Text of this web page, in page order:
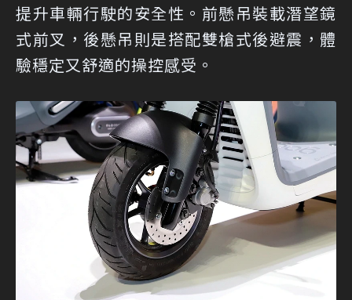
提升車輛行駛的安全性。前懸吊裝載潛望鏡
式前叉，後懸吊則是搭配雙槍式後避震，體
驗穩定又舒適的操控感受。